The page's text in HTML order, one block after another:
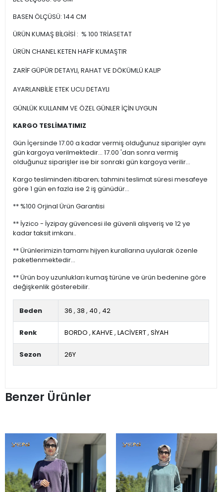
BASEN ÖLÇÜSÜ: 144 CM
ÜRÜN KUMAŞ BİLGİSİ : % 100 TRİASETAT
ÜRÜN CHANEL KETEN HAFİF KUMAŞTIR
ZARİF GÜPÜR DETAYLI, RAHAT VE DÖKÜMLÜ KALIP
AYARLANBİLİE ETEK UCU DETAYLI
GÜNLÜK KULLANIM VE ÖZEL GÜNLER İÇİN UYGUN
KARGO TESLİMATIMIZ
Gün İçersinde 17.00 a kadar vermiş olduğunuz siparişler aynı
gün kargoya verilmektedir... 17.00 'dan sonra vermiş
olduğunuz siparişler ise bir sonraki gün kargoya verilir...
Kargo tesliminden itibaren; tahmini teslimat süresi mesafeye
göre 1 gün en fazla ise 2 iş günüdür...
** %100 Orjinal Ürün Garantisi
** İyzico - İyzipay güvencesi ile güvenli alışveriş ve 12 ye
kadar taksit imkanı..
** Ürünlerimizin tamamı hijyen kurallarına uyularak özenle
paketlenmektedir...
** Ürün boy uzunlukları kumaş türüne ve ürün bedenine göre
değişkenlik gösterebilir.
Beden 36 , 38 , 40 , 42
Renk BORDO , KAHVE , LACİVERT, SİYAH
Sezon 26Y
Benzer Ürünler